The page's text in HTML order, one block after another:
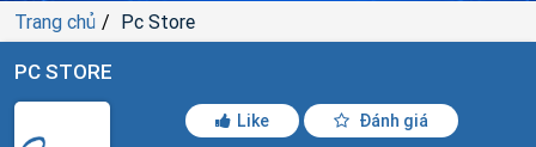
Trang chủ Pc Store
PC STORE
Like Đánh giá